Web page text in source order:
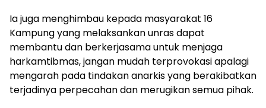
Ia juga menghimbau kepada masyarakat 16
Kampung yang melaksankan unras dapat
membantu dan berkerjasama untuk menjaga
harkamtibmas, jangan mudah terprovokasi apalagi
mengarah pada tindakan anarkis yang berakibatkan
terjadinya perpecahan dan merugikan semua pihak.